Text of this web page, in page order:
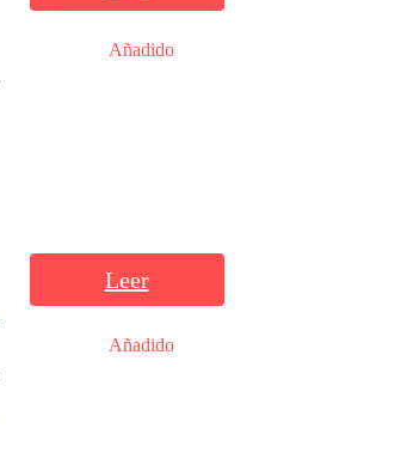
Añadido
Leer
Añadido